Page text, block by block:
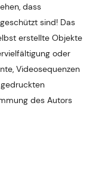
dass
sind! Das
erstellte Objekte
oder
Videosequenzen
des Autors